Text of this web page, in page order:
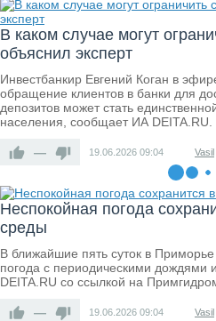
В каком случае могут
объяснил эксперт
Инвестбанкир Евгений Коган в
обращение клиентов в банки для
депозитов может стать
населения, сообщает ИА DEITA.RU.
— 19.06.2026 09:04 Vasil
Неспокойная погода
среды
В ближайшие пять суток в Приморье
погода с периодическими
DEITA.RU со ссылкой на
— 19.06.2026 09:04 Vasil